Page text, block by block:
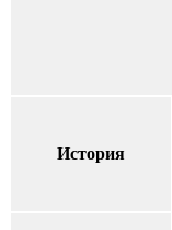
История